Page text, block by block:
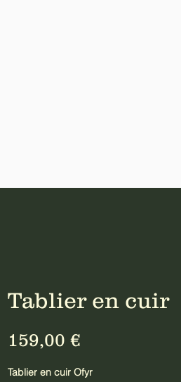
Tablier en cuir
159,00 €
Tablier en cuir Ofyr